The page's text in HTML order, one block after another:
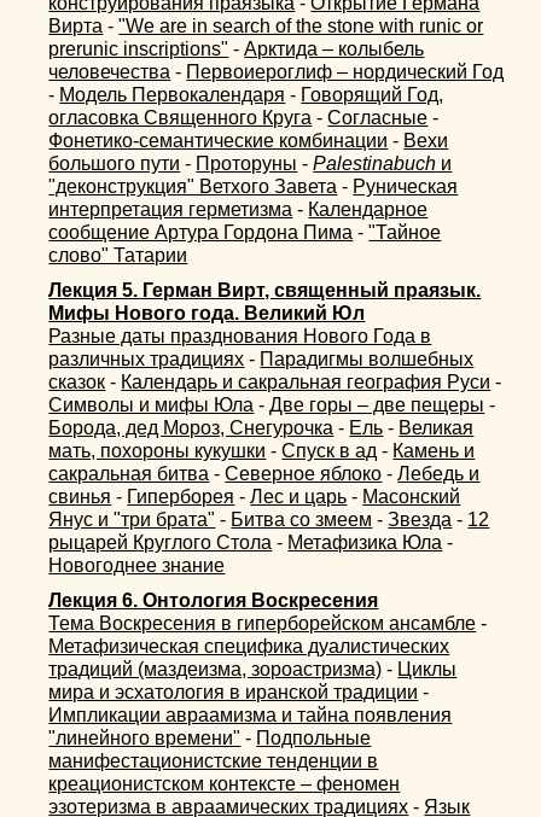
Вирта -"We are in search of the stone with runic or
prerunic inscriptions" -Арктида – колыбель
человечества - Первоиероглиф – нордический Год
- Модель Первокалендаря - Говорящий Год,
огласовка Священного Круга -Согласные -
Фонетико-семантические комбинации - Вехи
большого пути - Проторуны -Palestinabuch и
"деконструкция" Ветхого Завета - Руническая
интерпретация герметизма - Календарное
сообщение Артура Гордона Пима -"Тайное
слово" Татарии
Лекция 5. Герман Вирт, священный праязык.
Мифы Нового года. Великий Юл
Разные даты празднования Нового Года в
различных традициях - Парадигмы волшебных
сказок - Календарь и сакральная география Руси -
Символы и мифы Юла -Две горы – две пещеры -
Борода, дед Мороз, Снегурочка - Ель - Великая
мать, похороны кукушки -Спуск в ад - Камень и
сакральная битва -Северное яблоко -Лебедь и
свинья - Гиперборея -Лес и царь - Масонский
Янус и "три брата" - Битва со змеем -Звезда - 12
рыцарей Круглого Стола - Метафизика Юла -
Новогоднее знание
Лекция 6. Онтология Воскресения
Тема Воскресения в гиперборейском ансамбле -
Метафизическая специфика дуалистических
традиций (маздеизма, зороастризма) - Циклы
мира и эсхатология в иранской традиции -
Импликации авраамизма и тайна появления
"линейного времени" - Подпольные
манифестационистские тенденции в
креационистском контексте – феномен
эзотеризма в авраамических традициях - Язык